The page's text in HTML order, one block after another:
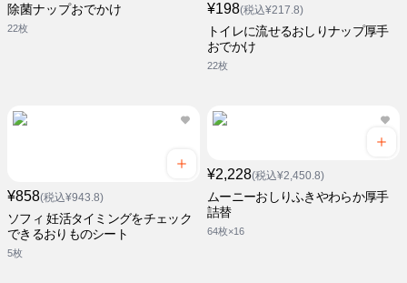
除菌ナップおでかけ
22枚
¥198(税込¥217.8)
トイレに流せるおしりナップ厚手
おでかけ
22枚
¥858(税込¥943.8)
ソフィ 妊活タイミングをチェック
できるおりものシート
5枚
¥2,228(税込¥2,450.8)
ムーニーおしりふきやわらか厚手
詰替
64枚×16